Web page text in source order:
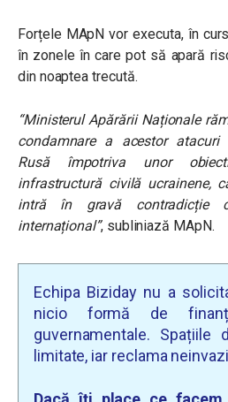
Forțele MApN vor executa, în
în zonele în care pot să apară
din noaptea trecută.
“Ministerul Apărării Naționale
condamnare a acestor atacuri
Rusă împotriva unor
infrastructură civilă ucrainene,
intră în gravă contradicție
internațional”, subliniază MApN.
Echipa Biziday nu a
nicio formă de
guvernamentale. Spațiile
limitate, iar reclama